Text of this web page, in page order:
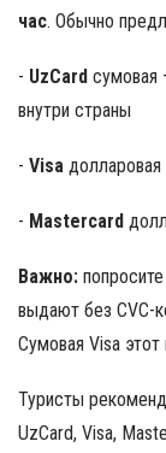
час. Обычно
- UzCard сумовая
внутри страны
- Visa
- Mastercard
Важно:
выдают без CVC-
Сумовая Visa
Туристы
UzCard, Visa,